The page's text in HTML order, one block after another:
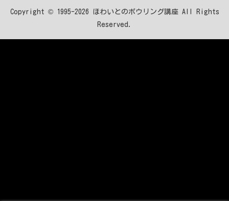
Copyright © 1995-2026 ほわいとのボウリング講座 All Rights
Reserved.